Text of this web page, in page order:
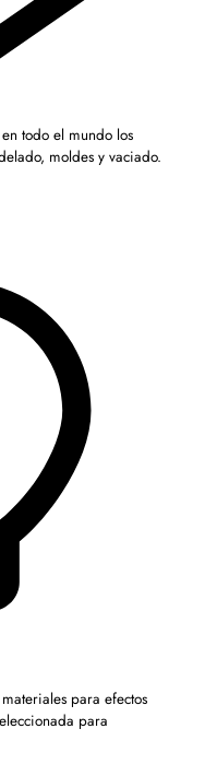
todo el mundo los
moldes y vaciado.
para efectos
para